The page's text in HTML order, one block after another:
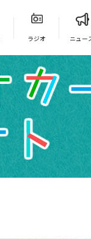
ラジオ ニュー